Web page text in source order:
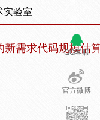
实验室
QQ客服
官方微博
需求代码规模估